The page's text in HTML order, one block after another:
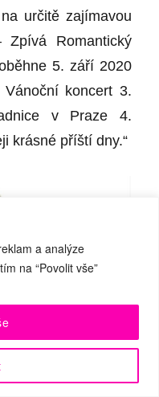
a analýze
na “Povolit vše”
určitě zajímavou
Romantický
5. září 2020
koncert 3.
v Praze 4.
krásné příští dny.“